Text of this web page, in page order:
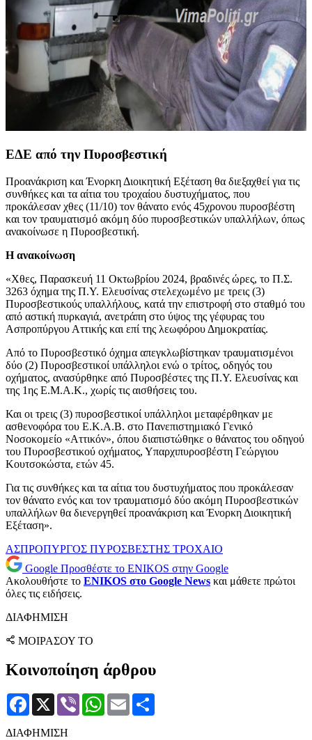
ΕΔΕ από την Πυροσβεστική
Προανάκριση και Ένορκη Διοικητική Εξέταση θα διεξαχθεί για τις
συνθήκες και τα αίτια του τροχαίου δυστυχήματος, που
προκάλεσαν χθες (11/10) τον θάνατο ενός 45χρονου πυροσβέστη
και τον τραυματισμό ακόμη δύο πυροσβεστικών υπαλλήλων, όπως
ανακοίνωσε η Πυροσβεστική.
Η ανακοίνωση
«Χθες, Παρασκευή 11 Οκτωβρίου 2024, βραδινές ώρες, το Π.Σ.
3263 όχημα της Π.Υ. Ελευσίνας στελεχωμένο με τρεις (3)
Πυροσβεστικούς υπαλλήλους, κατά την επιστροφή στο σταθμό του
από αστική πυρκαγιά, ανετράπη στο ύψος της γέφυρας του
Ασπροπύργου Αττικής και επί της λεωφόρου Δημοκρατίας.
Από το Πυροσβεστικό όχημα απεγκλωβίστηκαν τραυματισμένοι
δύο (2) Πυροσβεστικοί υπάλληλοι ενώ ο τρίτος, οδηγός του
οχήματος, ανασύρθηκε από Πυροσβέστες της Π.Υ. Ελευσίνας και
της 1ης Ε.Μ.Α.Κ., χωρίς τις αισθήσεις του.
Και οι τρεις (3) πυροσβεστικοί υπάλληλοι μεταφέρθηκαν με
ασθενοφόρα του Ε.Κ.Α.Β. στο Πανεπιστημιακό Γενικό
Νοσοκομείο «Αττικόν», όπου διαπιστώθηκε ο θάνατος του οδηγού
του Πυροσβεστικού οχήματος, Υπαρχιπυροσβέστη Γεώργιου
Κουτσοκώστα, ετών 45.
Για τις συνθήκες και τα αίτια του δυστυχήματος που προκάλεσαν
τον θάνατο ενός και τον τραυματισμό δύο ακόμη Πυροσβεστικών
υπαλλήλων θα διενεργηθεί προανάκριση και Ένορκη Διοικητική
Εξέταση».
ΑΣΠΡΟΠΥΡΓΟΣ ΠΥΡΟΣΒΕΣΤΗΣ ΤΡΟΧΑΙΟ
Google Προσθέστε το ENIKOS στην Google
Ακολουθήστε το ENIKOS στο Google News και μάθετε πρώτοι
όλες τις ειδήσεις.
ΔΙΑΦΗΜΙΣΗ
ΜΟΙΡΑΣΟΥ ΤΟ
Κοινοποίηση άρθρου
Facebook
X Viber WhatsApp
Email
ΔΙΑΦΗΜΙΣΗ